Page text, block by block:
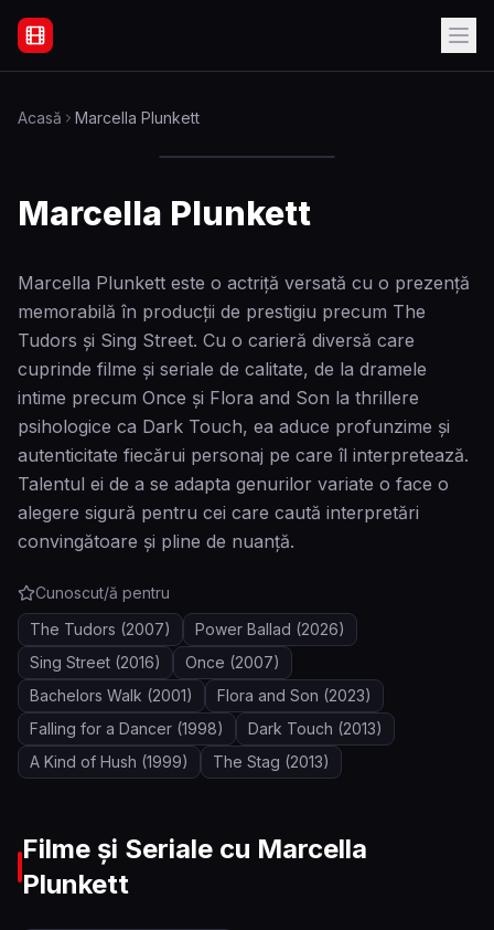
Filme Online Subtitrate - Acasă
Acasă Marcella Plunkett
Marcella Plunkett
Marcella Plunkett este o actriță versată cu o prezență
memorabilă în producții de prestigiu precum The
Tudors și Sing Street. Cu o carieră diversă care
cuprinde filme și seriale de calitate, de la dramele
intime precum Once și Flora and Son la thrillere
psihologice ca Dark Touch, ea aduce profunzime și
autenticitate fiecărui personaj pe care îl interpretează.
Talentul ei de a se adapta genurilor variate o face o
alegere sigură pentru cei care caută interpretări
convingătoare și pline de nuanță.
Cunoscut/ă pentru
The Tudors (2007) Power Ballad (2026)
Sing Street (2016) Once (2007)
Bachelors Walk (2001) Flora and Son (2023)
Falling for a Dancer (1998) Dark Touch (2013)
A Kind of Hush (1999) The Stag (2013)
Filme și Seriale cu Marcella
Plunkett